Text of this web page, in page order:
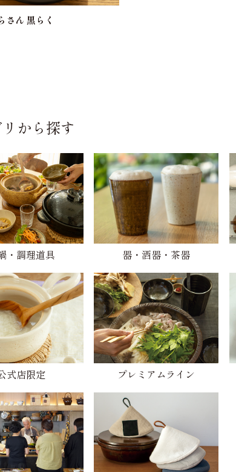
さん 黒らく
から探す
・調理道具 器・酒器・茶器
式店限定 プレミアムライン